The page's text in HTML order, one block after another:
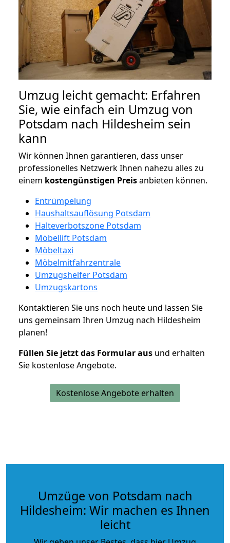
Umzug leicht gemacht: Erfahren
Sie, wie einfach ein Umzug von
Potsdam nach Hildesheim sein
kann
Wir können Ihnen garantieren, dass unser
professionelles Netzwerk Ihnen nahezu alles zu
einem kostengünstigen Preisanbieten können.
Entrümpelung
Haushaltsauflösung Potsdam
Halteverbotszone Potsdam
Möbellift Potsdam
Möbeltaxi
Möbelmitfahrzentrale
Umzugshelfer Potsdam
Umzugskartons
Kontaktieren Sie uns noch heute und lassen Sie
uns gemeinsam Ihren Umzug nach Hildesheim
planen!
Füllen Sie jetzt das Formular aus und erhalten
Sie kostenlose Angebote.
Kostenlose Angebote erhalten
Umzüge von Potsdam nach
Hildesheim: Wir machen es Ihnen
leicht